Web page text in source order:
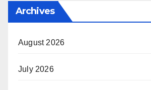
Archives
August 2026
July 2026